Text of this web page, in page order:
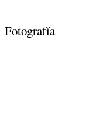
Fotografía